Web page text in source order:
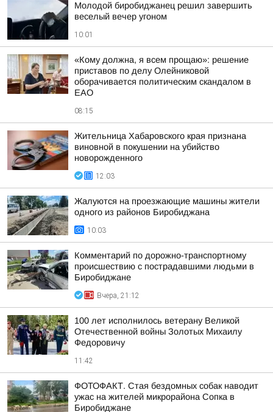
Молодой биробиджанец решил завершить
веселый вечер угоном
10:01
«Кому должна, я всем прощаю»: решение
приставов по делу Олейниковой
оборачивается политическим скандалом в
ЕАО
08:15
Жительница Хабаровского края признана
виновной в покушении на убийство
новорожденного
12:03
Жалуются на проезжающие машины жители
одного из районов Биробиджана
10:03
Комментарий по дорожно-транспортному
происшествию с пострадавшими людьми в
Биробиджане
Вчера, 21:12
100 лет исполнилось ветерану Великой
Отечественной войны Золотых Михаилу
Федоровичу
11:42
ФОТОФАКТ. Стая бездомных собак наводит
ужас на жителей микрорайона Сопка в
Биробиджане